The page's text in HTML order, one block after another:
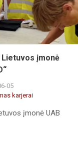
įmonė
05
karjerai
įmonė UAB